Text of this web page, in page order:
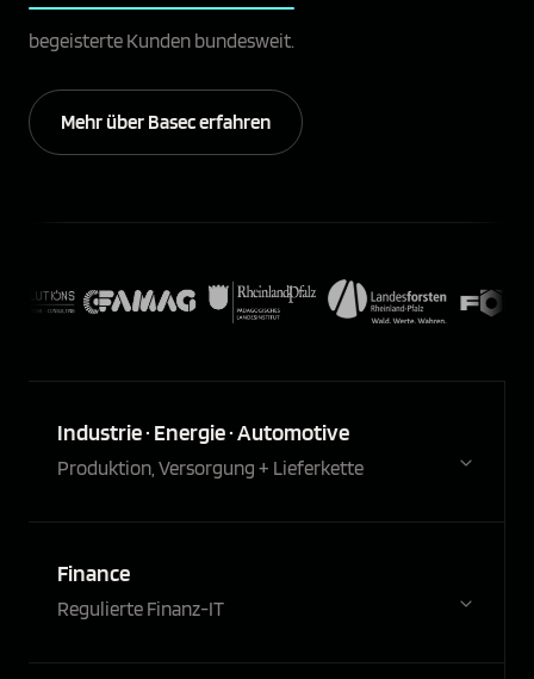
begeisterte Kunden bundesweit.
Mehr über Basec erfahren
Industrie · Energie · Automotive
Produktion, Versorgung + Lieferkette
Finance
Regulierte Finanz-IT